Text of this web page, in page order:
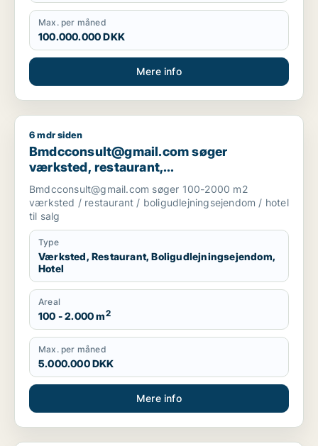
Max. per måned
100.000.000 DKK
Mere info
Bmdcconsult@gmail.com søger værksted, restaurant,
6 mdr siden
Bmdcconsult@gmail.com søger
værksted, restaurant,
boligudlejningsejendom eller hotel til salg
i Storkøbenhavn
Bmdcconsult@gmail.com søger 100-2000 m2
værksted / restaurant / boligudlejningsejendom / hotel
til salg
Type
Værksted, Restaurant, Boligudlejningsejendom,
Hotel
Areal
100 - 2.000 m2
Max. per måned
5.000.000 DKK
Mere info